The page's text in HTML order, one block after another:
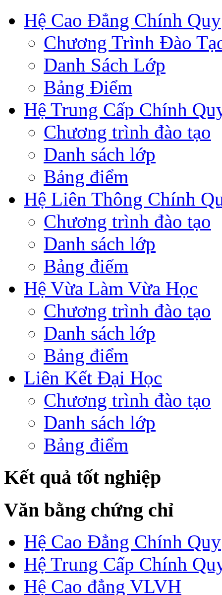
Hệ Cao Đẳng Chính Quy
Chương Trình Đào
Danh Sách Lớp
Bảng Điểm
Hệ Trung Cấp Chính
Chương trình đào tạo
Danh sách lớp
Bảng điểm
Hệ Liên Thông Chính
Chương trình đào tạo
Danh sách lớp
Bảng điểm
Hệ Vừa Làm Vừa Học
Chương trình đào tạo
Danh sách lớp
Bảng điểm
Liên Kết Đại Học
Chương trình đào tạo
Danh sách lớp
Bảng điểm
Kết quả tốt nghiệp
Văn bằng chứng chỉ
Hệ Cao Đẳng Chính Quy
Hệ Trung Cấp Chính
Hệ Cao đẳng VLVH